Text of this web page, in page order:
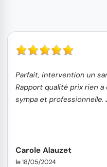
Parfait, intervention un
Rapport qualité prix rien
sympa et professionnelle.
Carole Alauzet
le 18/05/2024